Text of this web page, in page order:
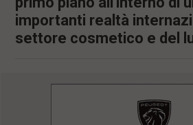
importanti realtà
settore cosmetico e del